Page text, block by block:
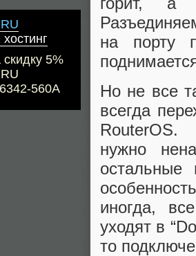
5%
560A
на порту
Но не все
всегда
RouterOS.
нужно
иногда,
уходят в
то